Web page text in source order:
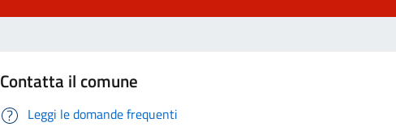
Contatta il comune
Leggi le domande frequenti